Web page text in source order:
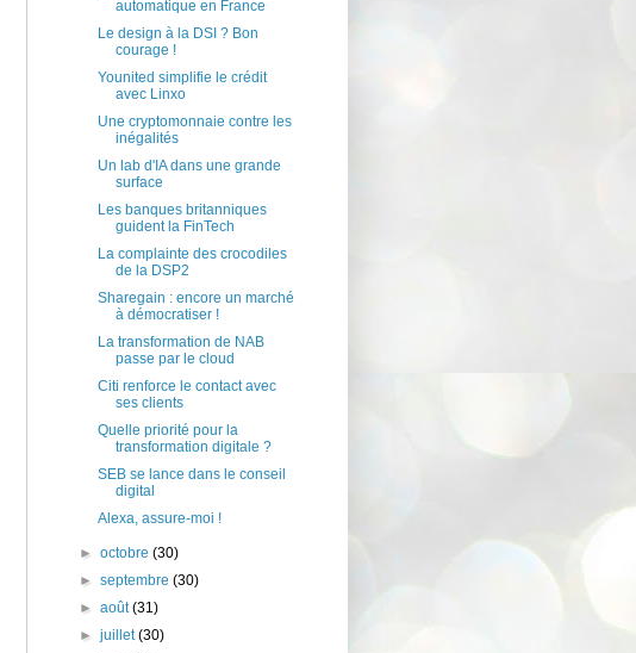
automatique en France
Le design à la DSI ? Bon
courage !
Younited simplifie le crédit
avec Linxo
Une cryptomonnaie contre les
inégalités
Un lab d'IA dans une grande
surface
Les banques britanniques
guident la FinTech
La complainte des crocodiles
de la DSP2
Sharegain : encore un marché
à démocratiser !
La transformation de NAB
passe par le cloud
Citi renforce le contact avec
ses clients
Quelle priorité pour la
transformation digitale ?
SEB se lance dans le conseil
digital
Alexa, assure-moi !
►octobre(30)
►septembre(30)
►août(31)
►juillet(30)